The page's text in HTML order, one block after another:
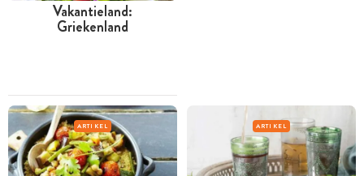
Vakantieland:
Griekenland
ARTIKEL ARTIKEL